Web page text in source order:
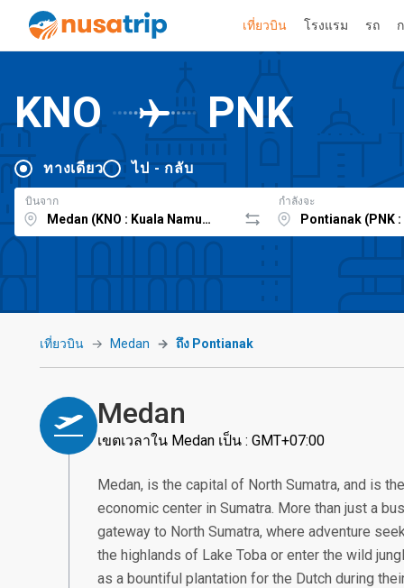
เที่ยวบิน โรงแรม รถ
KNO PNK
ทางเดียว ไป - กลับ
บินจาก กำลังจะ
เที่ยวบิน Medan ถึง Pontianak
Medan
เขตเวลาใน Medan เป็น : GMT+07:00
Medan, is the capital of North Sumatra, and is
economic center in Sumatra. More than just a
gateway to North Sumatra, where adventure
the highlands of Lake Toba or enter the wild
as a bountiful plantation for the Dutch during